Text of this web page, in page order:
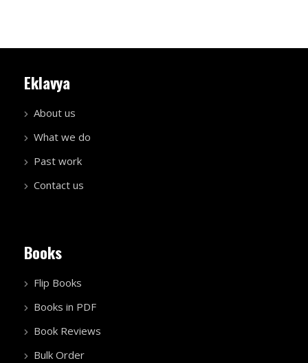
Eklavya
About us
What we do
Past work
Contact us
Books
Flip Books
Books in PDF
Book Reviews
Bulk Order